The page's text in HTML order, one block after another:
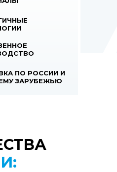
ПО РОССИИ И
ЗАРУБЕЖЬЮ